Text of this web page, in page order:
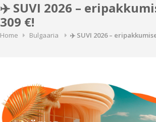
✈️ SUVI 2026 –
309 €!
Home Bulgaaria ✈️ SUVI 2026 –